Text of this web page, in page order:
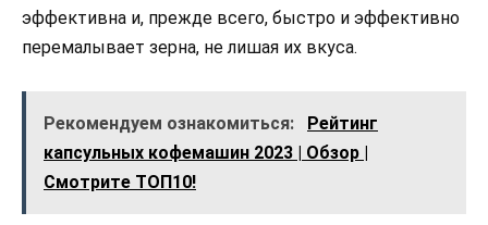
эффективна и, прежде всего, быстро и эффективно
перемалывает зерна, не лишая их вкуса.
Рекомендуем ознакомиться:
Рейтинг
капсульных кофемашин 2023 | Обзор |
Смотрите ТОП10!